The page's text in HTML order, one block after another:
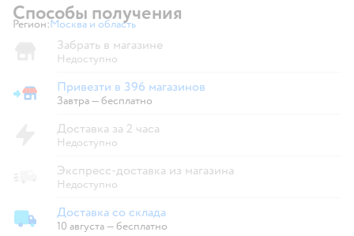
Способы получения
Регион: Выбор адреса доставки.
Москва и область
Забрать в магазине
Недоступно
Привезти в магазин
Привезти в 396 магазинов
Завтра—бесплатно
Доставка за 2 часа
Недоступно
Экспресс-доставка из магазина
Недоступно
Доставка со склада
Доставка со склада
10 августа—бесплатно